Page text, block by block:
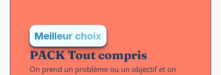
PACK Tout compris
On prend un problème ou un objectif et on
Meilleur choix